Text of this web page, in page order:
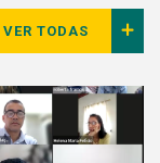
VER TODAS